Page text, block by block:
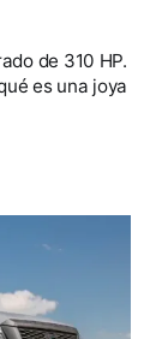
de 310 HP.
es una joya